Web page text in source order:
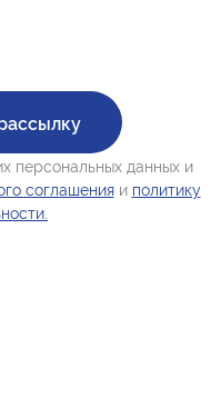
персональных данных и
соглашенияи политику